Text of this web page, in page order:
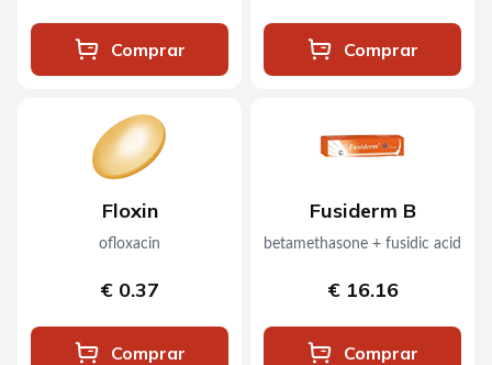
Comprar Comprar
Floxin
ofloxacin
€ 0.37
Comprar
Fusiderm B
betamethasone + fusidic acid
€ 16.16
Comprar